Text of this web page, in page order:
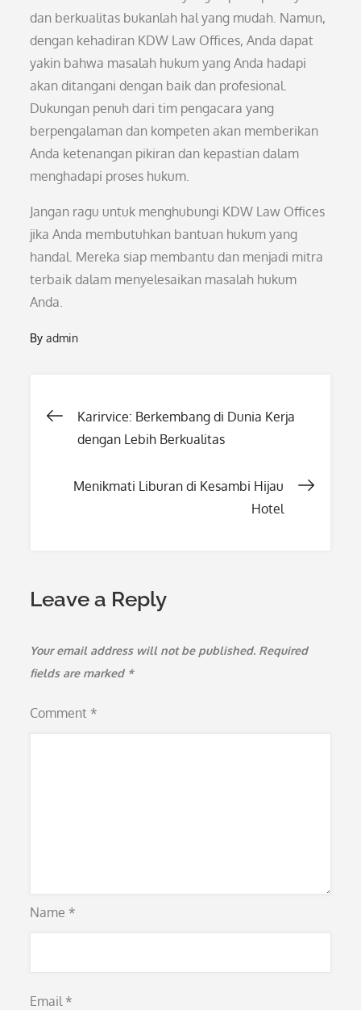
dan berkualitas bukanlah hal yang mudah. Namun,
dengan kehadiran KDW Law Offices, Anda dapat
yakin bahwa masalah hukum yang Anda hadapi
akan ditangani dengan baik dan profesional.
Dukungan penuh dari tim pengacara yang
berpengalaman dan kompeten akan memberikan
Anda ketenangan pikiran dan kepastian dalam
menghadapi proses hukum.
Jangan ragu untuk menghubungi KDW Law Offices
jika Anda membutuhkan bantuan hukum yang
handal. Mereka siap membantu dan menjadi mitra
terbaik dalam menyelesaikan masalah hukum
Anda.
Byadmin
Post
Karirvice: Berkembang di Dunia Kerja
dengan Lebih Berkualitas
Menikmati Liburan di Kesambi Hijau
Hotel
Leave a Reply
Your email address will not be published. Required
fields are marked *
Comment *
Name *
Email *